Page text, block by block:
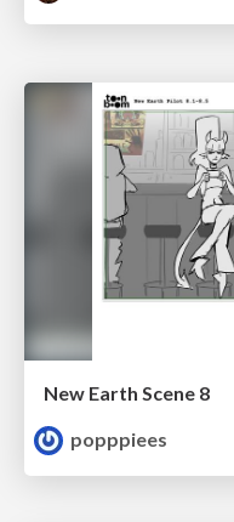
New Earth Scene 8
popppiees